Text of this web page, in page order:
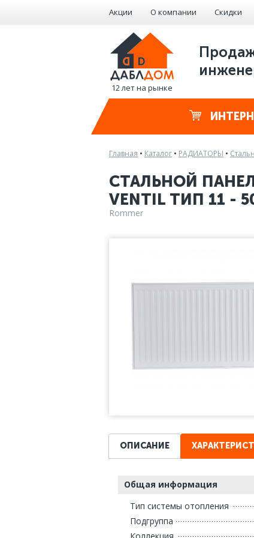
Акции О компании Скидки
12 лет на рынке
Главная • Каталог • РАДИАТОРЫ •
СТАЛЬНОЙ
VENTIL ТИП 11 -
Rommer
ОПИСАНИЕ
Общая информация
Тип системы отопления
Подгруппа